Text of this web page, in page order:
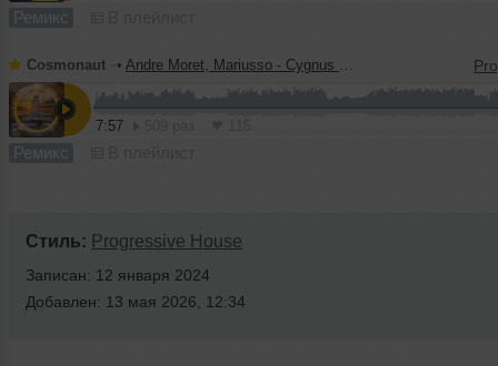
Ремикс
Cosmonaut ➝ Andre Moret, Mariusso - Cygnus (Cosmonaut Remix)
7:57
Ремикс
Стиль: Progressive House
Записан: 12 января 2024
Добавлен: 13 мая 2026, 12:34